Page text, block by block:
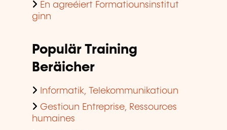
En agreéiert Formatiounsinstitut
ginn
Populär Training
Beräicher
Informatik, Telekommunikatioun
Gestioun Entreprise, Ressources
humaines